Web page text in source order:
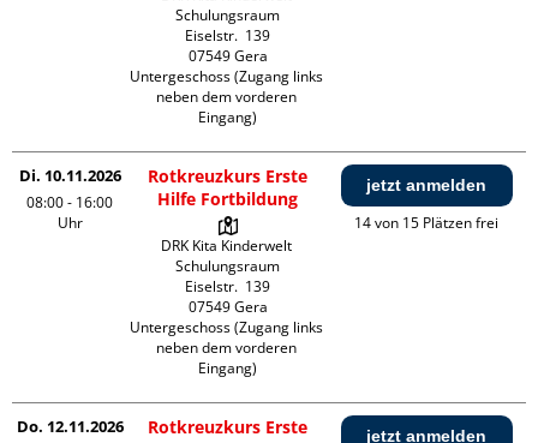
Schulungsraum
Eiselstr.  139
07549 Gera
Untergeschoss (Zugang links
neben dem vorderen
Eingang)
Di. 10.11.2026
08:00 - 16:00
Uhr
Rotkreuzkurs Erste
Hilfe Fortbildung
DRK Kita Kinderwelt
Schulungsraum
Eiselstr.  139
07549 Gera
Untergeschoss (Zugang links
neben dem vorderen
Eingang)
jetzt anmelden
14 von 15 Plätzen frei
Do. 12.11.2026
Rotkreuzkurs Erste
jetzt anmelden